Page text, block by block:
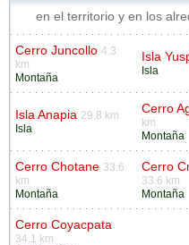
en el territorio y en los
Cerro Juncollo 4.3
km
Montaña
Isla
Isla
Isla Anapia 29.8 km
Isla
Cerro
km
Montaña
Cerro Chotane 33.6
km
Montaña
Cerro
33.6 km
Montaña
Cerro Coyacpata
34.1 km